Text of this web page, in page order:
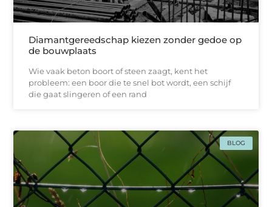
Diamantgereedschap kiezen zonder gedoe op
de bouwplaats
Wie vaak beton boort of steen zaagt, kent het
probleem: een boor die te snel bot wordt, een schijf
die gaat slingeren of een rand
BLOG